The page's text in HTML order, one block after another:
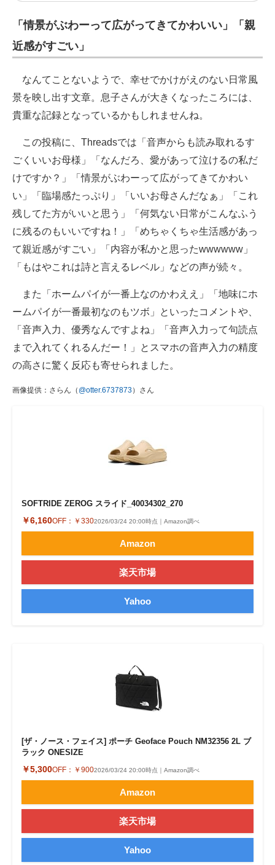
「情景がぶわーって広がってきてかわいい」「親
近感がすごい」
なんてことないようで、幸せでかけがえのない日常風
景を映し出す文章。息子さんが大きくなったころには、
貴重な記録となっているかもしれませんね。
この投稿に、Threadsでは「音声からも読み取れるす
ごくいいお母様」「なんだろ、愛があって泣けるの私だ
けですか？」「情景がぶわーって広がってきてかわい
い」「臨場感たっぷり」「いいお母さんだなぁ」「これ
残してた方がいいと思う」「何気ない日常がこんなふう
に残るのもいいですね！」「めちゃくちゃ生活感があっ
て親近感がすごい」「内容が私かと思ったwwwwww」
「もはやこれは詩と言えるレベル」などの声が続々。
また「ホームパイが一番上なのかわええ」「地味にホ
ームパイが一番最初なのもツボ」といったコメントや、
「音声入力、優秀なんですよね」「音声入力って句読点
まで入れてくれるんだー！」とスマホの音声入力の精度
の高さに驚く反応も寄せられました。
画像提供：さらん（ @otter.6737873）さん
SOFTRIDE ZEROG スライド_40034302_270
￥6,160OFF： ￥3302026/03/24 20:00時点｜Amazon調べ
Amazon
楽天市場
Yahoo
[ザ・ノース・フェイス] ポーチ Geoface Pouch NM32356 2L ブ
ラック ONESIZE
￥5,300OFF： ￥9002026/03/24 20:00時点｜Amazon調べ
Amazon
楽天市場
Yahoo